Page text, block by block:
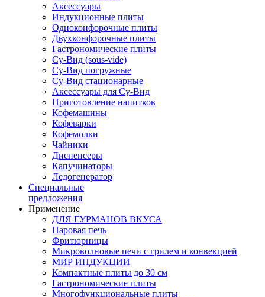
Аксессуары
Индукционные плиты
Одноконфорочные плиты
Двухконфорочные плиты
Гастрономические плиты
Су-Вид (sous-vide)
Су-Вид погружные
Су-Вид стационарные
Аксессуары для Су-Вид
Приготовление напитков
Кофемашины
Кофеварки
Кофемолки
Чайники
Диспенсеры
Капучинаторы
Ледогенератор
Специальные
предложения
Применение
ДЛЯ ГУРМАНОВ ВКУСА
Паровая печь
Фритюрницы
Микроволновые печи с грилем и конвекцией
МИР ИНДУКЦИИ
Компактные плиты до 30 см
Гастрономические плиты
Многофункциональные плиты